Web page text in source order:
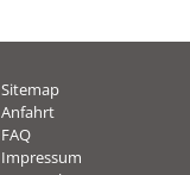
Sitemap
Anfahrt
FAQ
Impressum